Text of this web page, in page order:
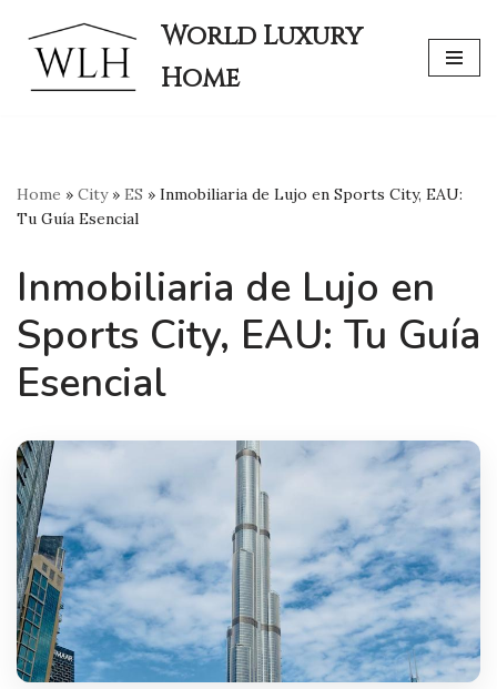
Skip
to
World Luxury
Home
Home » City» ES » Inmobiliaria de Lujo en Sports City, EAU:
Tu Guía Esencial
Inmobiliaria de Lujo en
Sports City, EAU: Tu Guía
Esencial